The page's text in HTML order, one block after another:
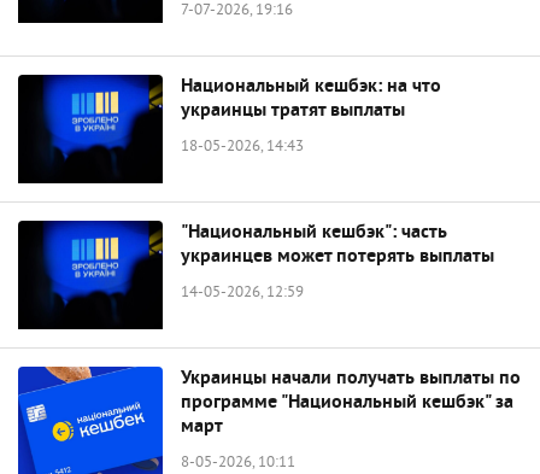
7-07-2026, 19:16
Национальный кешбэк: на что
украинцы тратят выплаты
18-05-2026, 14:43
"Национальный кешбэк": часть
украинцев может потерять выплаты
14-05-2026, 12:59
Украинцы начали получать выплаты по
программе "Национальный кешбэк" за
март
8-05-2026, 10:11